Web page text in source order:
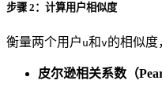
步骤 2：计算用户相似度
衡量两个用户 u和v的相似度
皮尔逊相关系数（